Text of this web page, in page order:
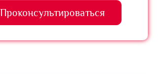
Проконсультироваться